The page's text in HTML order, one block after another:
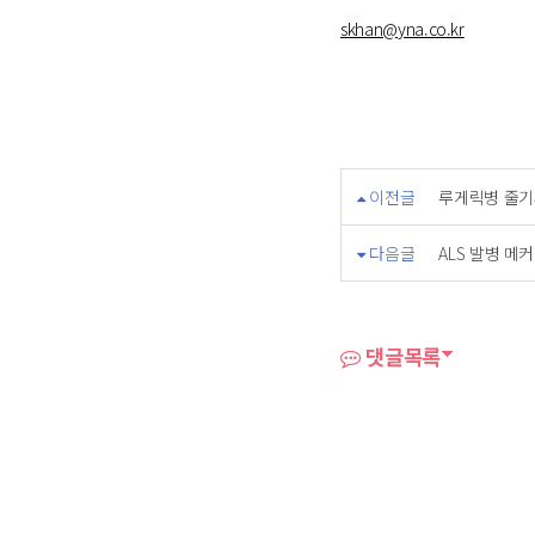
skhan@yna.co.kr
이전글 루게릭병 줄
다음글 ALS 발병 메
댓글목록